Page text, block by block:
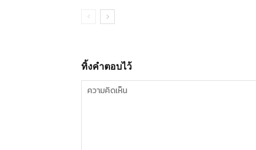
ทิ้งคำตอบไว้